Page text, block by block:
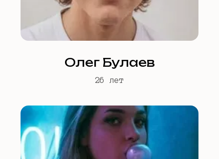
Олег Булаев
26 лет